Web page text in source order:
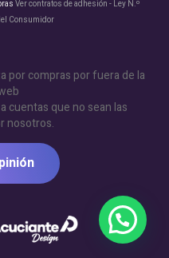
Ver contratos de adhesión - Ley N.º
Consumidor
por compras por fuera de la
cuentas que no sean las
nosotros.